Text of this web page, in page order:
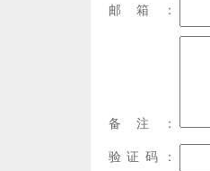
邮箱：
备注：
验证码：